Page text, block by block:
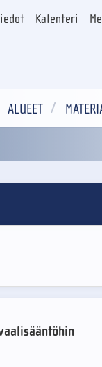
Kalenteri
ALUEET